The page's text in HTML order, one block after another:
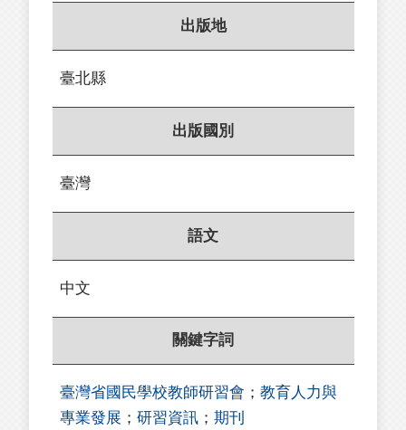
出版地
臺北縣
出版國別
臺灣
語文
中文
關鍵字詞
臺灣省國民學校教師研習會 ； 教育人力與
專業發展 ； 研習資訊 ； 期刊